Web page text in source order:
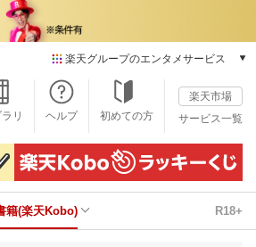
楽天グループのエンタメサービス
本/ゲーム/CD/DVD
楽天ブックス
電子書籍
楽天Kobo
雑誌読み放題
楽天ミュージック
リ ヘルプ 初めての方
楽天市場
サービス一覧
籍(楽天Kobo) R18+